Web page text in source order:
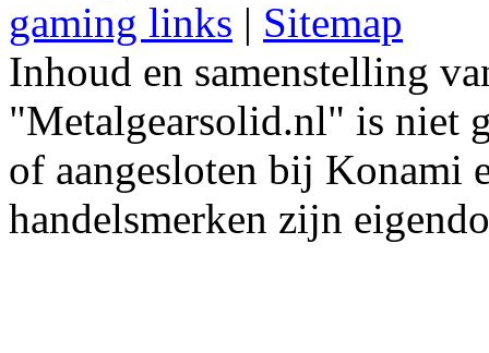
gaming links | Sitemap
Inhoud en samenstelling
"Metalgearsolid.nl" is niet
of aangesloten bij Konami
handelsmerken zijn